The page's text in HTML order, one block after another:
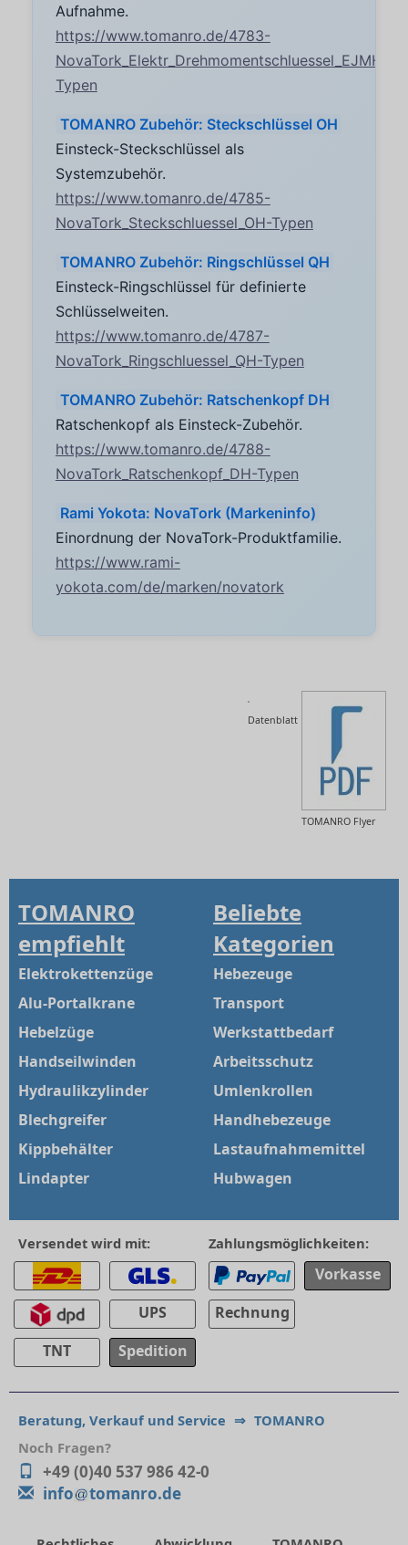
Aufnahme.
https://www.tomanro.de/4783-
NovaTork_Elektr_Drehmomentschluessel_EJMH-
Typen
TOMANRO Zubehör: Steckschlüssel OH
Einsteck-Steckschlüssel als
Systemzubehör.
https://www.tomanro.de/4785-
NovaTork_Steckschluessel_OH-Typen
TOMANRO Zubehör: Ringschlüssel QH
Einsteck-Ringschlüssel für definierte
Schlüsselweiten.
https://www.tomanro.de/4787-
NovaTork_Ringschluessel_QH-Typen
TOMANRO Zubehör: Ratschenkopf DH
Ratschenkopf als Einsteck-Zubehör.
https://www.tomanro.de/4788-
NovaTork_Ratschenkopf_DH-Typen
Rami Yokota: NovaTork (Markeninfo)
Einordnung der NovaTork-Produktfamilie.
https://www.rami-
yokota.com/de/marken/novatork
TOMANRO Flyer
Datenblatt
TOMANRO
empfiehlt
Elektrokettenzüge
Alu-Portalkrane
Hebelzüge
Handseilwinden
Hydraulikzylinder
Blechgreifer
Kippbehälter
Lindapter
Beliebte
Kategorien
Hebezeuge
Transport
Werkstattbedarf
Arbeitsschutz
Umlenkrollen
Handhebezeuge
Lastaufnahmemittel
Hubwagen
Versendet wird mit:
UPS
TNT
Spedition
Zahlungsmöglichkeiten:
Vorkasse
Rechnung
Beratung, Verkauf und Service ⇒ TOMANRO
Noch Fragen?
+49 (0)40 537 986 42-0
info
tomanro.de